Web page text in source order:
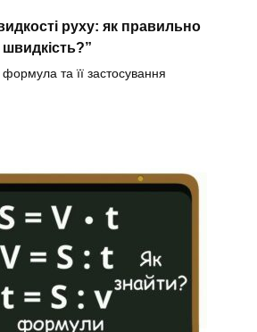
руху: як правильно
та її застосування